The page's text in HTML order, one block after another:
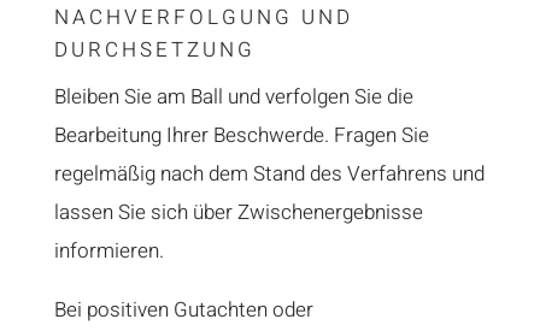
NACHVERFOLGUNG UND
DURCHSETZUNG
Bleiben Sie am Ball und verfolgen Sie die
Bearbeitung Ihrer Beschwerde. Fragen Sie
regelmäßig nach dem Stand des Verfahrens und
lassen Sie sich über Zwischenergebnisse
informieren.
Bei positiven Gutachten oder